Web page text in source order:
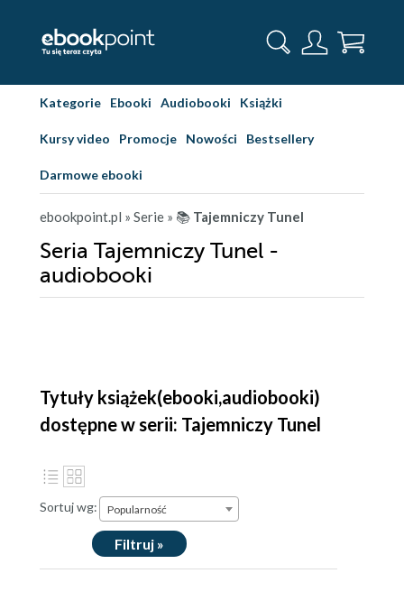
Kategorie Ebooki Audiobooki Książki
Kursy video Promocje Nowości Bestsellery
Darmowe ebooki
ebookpoint.pl » Serie » 📚 Tajemniczy Tunel
Seria Tajemniczy Tunel -
audiobooki
Tytuły książek(ebooki,audiobooki)
dostępne w serii: Tajemniczy Tunel
Sortuj wg: Popularność
Filtruj »